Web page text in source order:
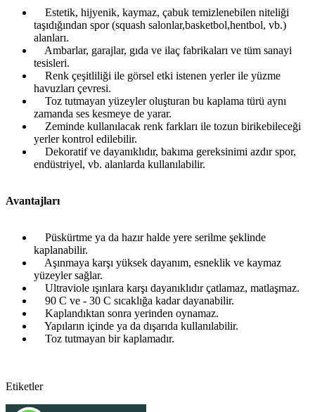
Estetik, hijyenik, kaymaz, çabuk temizlenebilen niteliği
taşıdığından spor (squash salonlar,basketbol,hentbol, vb.)
alanları.
Ambarlar, garajlar, gıda ve ilaç fabrikaları ve tüm sanayi
tesisleri.
Renk çeşitliliği ile görsel etki istenen yerler ile yüzme
havuzları çevresi.
Toz tutmayan yüzeyler oluşturan bu kaplama türü aynı
zamanda ses kesmeye de yarar.
Zeminde kullanılacak renk farkları ile tozun birikebileceği
yerler kontrol edilebilir.
Dekoratif ve dayanıklıdır, bakıma gereksinimi azdır spor,
endüstriyel, vb. alanlarda kullanılabilir.
Avantajları
Püskürtme ya da hazır halde yere serilme şeklinde
kaplanabilir.
Aşınmaya karşı yüksek dayanım, esneklik ve kaymaz
yüzeyler sağlar.
Ultraviole ışınlara karşı dayanıklıdır çatlamaz, matlaşmaz.
90 C ve - 30 C sıcaklığa kadar dayanabilir.
Kaplandıktan sonra yerinden oynamaz.
Yapıların içinde ya da dışarıda kullanılabilir.
Toz tutmayan bir kaplamadır.
Etiketler